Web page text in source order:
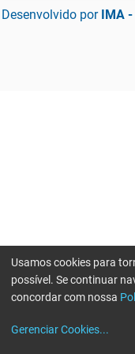
Desenvolvido por IMA
Usamos cookies para
possível. Se continuar
concordar com nossa
Gerenciar Cookies...
Erro ao enviar